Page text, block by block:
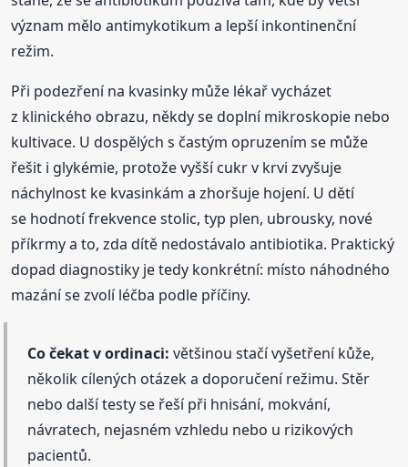
význam mělo antimykotikum a lepší inkontinenční
režim.
Při podezření na kvasinky může lékař vycházet
z klinického obrazu, někdy se doplní mikroskopie nebo
kultivace. U dospělých s častým opruzením se může
řešit i glykémie, protože vyšší cukr v krvi zvyšuje
náchylnost ke kvasinkám a zhoršuje hojení. U dětí
se hodnotí frekvence stolic, typ plen, ubrousky, nové
příkrmy a to, zda dítě nedostávalo antibiotika. Praktický
dopad diagnostiky je tedy konkrétní: místo náhodného
mazání se zvolí léčba podle příčiny.
Co čekat v ordinaci: většinou stačí vyšetření kůže,
několik cílených otázek a doporučení režimu. Stěr
nebo další testy se řeší při hnisání, mokvání,
návratech, nejasném vzhledu nebo u rizikových
pacientů.